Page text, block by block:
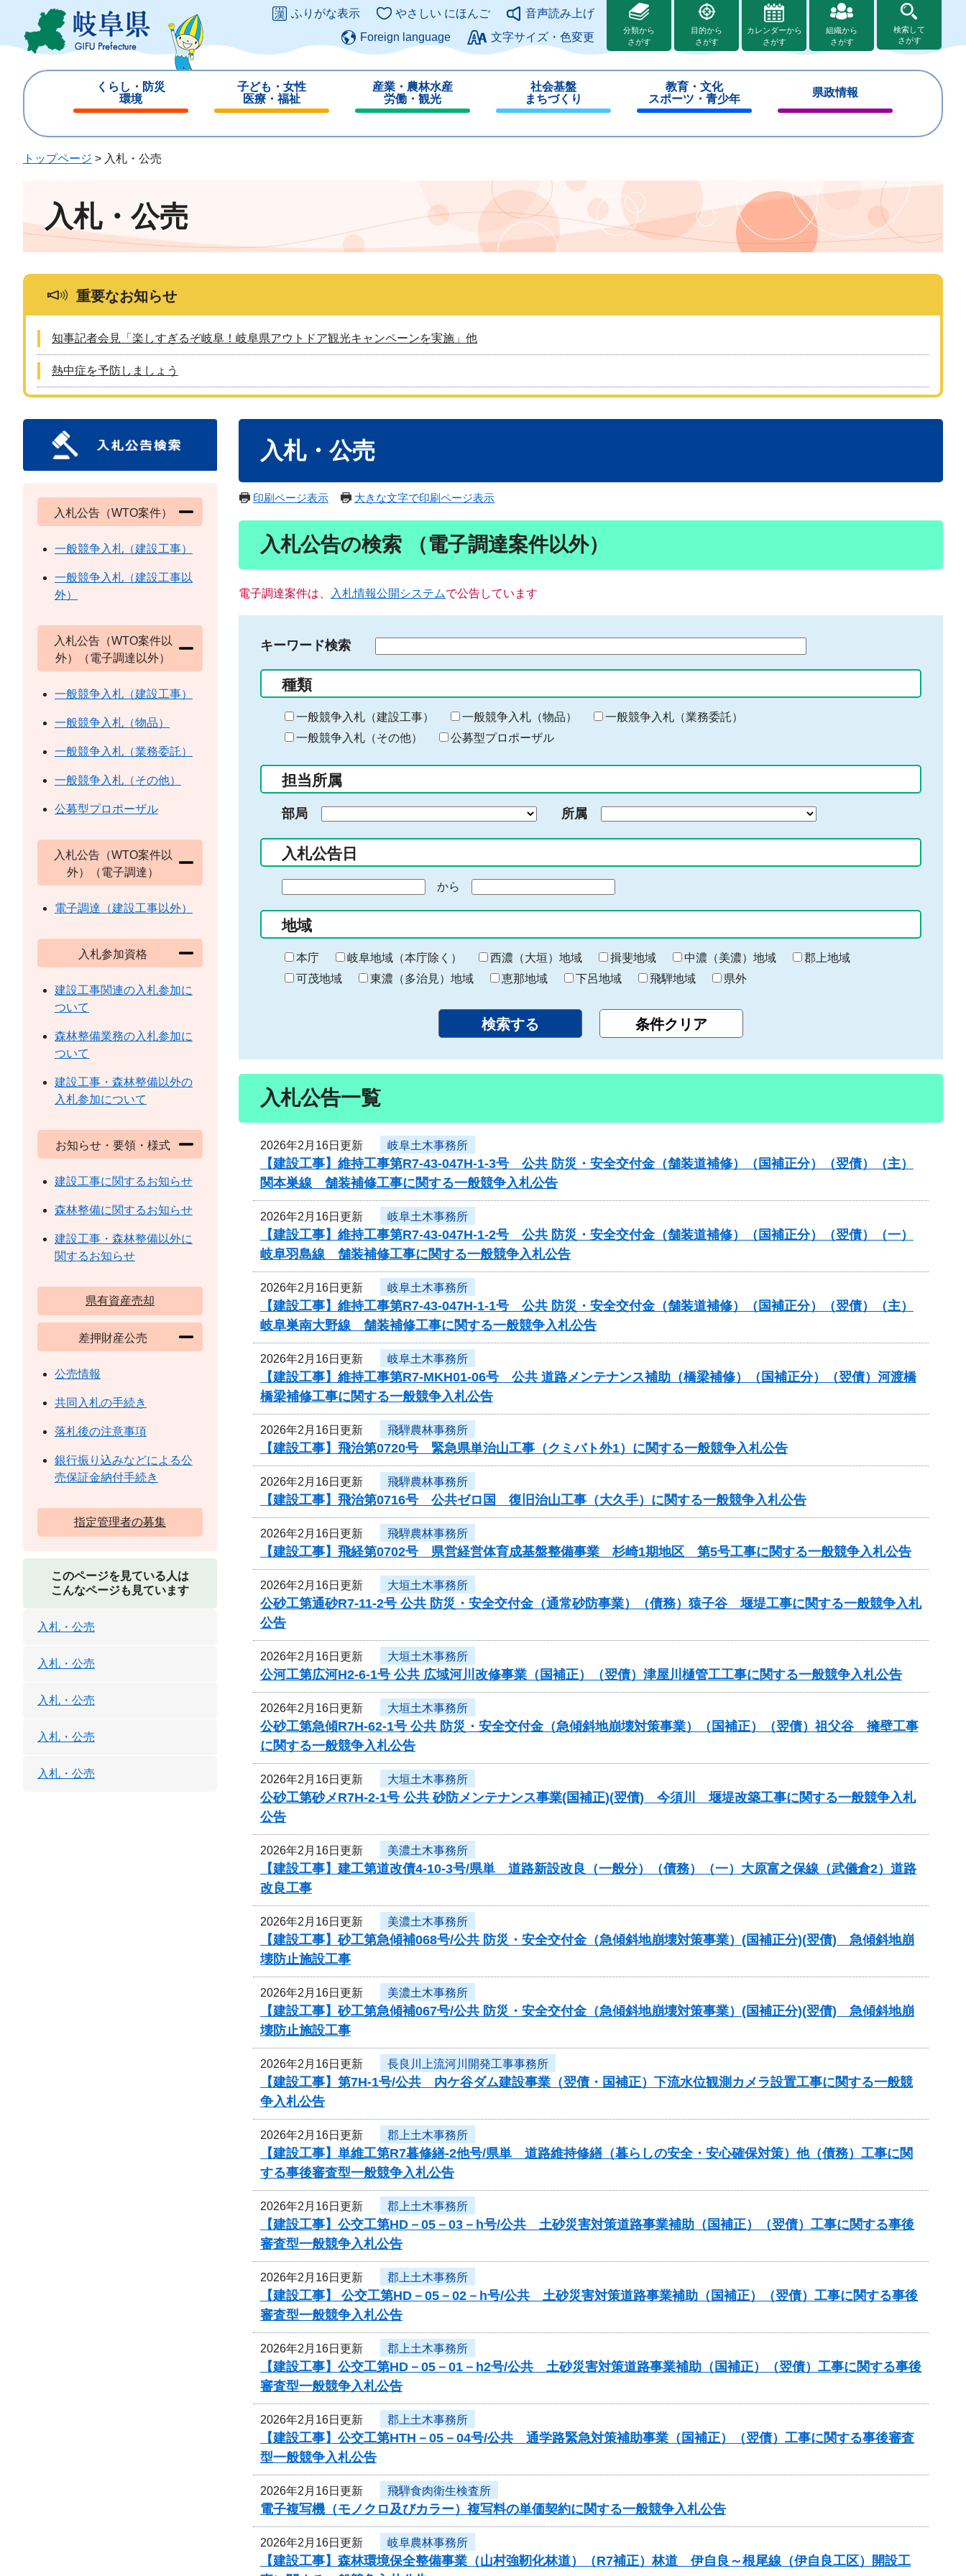
ジ
ュ
このページの本文へ
ふりがな表示 やさしい にほんご
音声読み上げ
Foreign language
文字サイズ・色変更
分類から
さがす
目的から
さがす
カレンダーから
さがす
組織から
さがす
検索して
さがす
くらし・防災
環境
じ
子ども・女性
医療・福祉
じ
産業・農林水産
労働・観光
じ
社会基盤
まちづくり
じ
教育・文化
スポーツ・青少年
じ
県政情報
じ
トップページ > 入札・公売
入札・公売
重要なお知らせ
知事記者会見「楽しすぎるぞ岐阜！岐阜県アウトドア観光キャンペーンを実施」他
熱中症を予防しましょう
入札・公売
印刷ページ表示 大きな文字で印刷ページ表示
入札公告の検索 （電子調達案件以外）
電子調達案件は、 入札情報公開システムで公告しています
キーワード検索
る
キ
ー
ー
入
力
種類
一般競争入札（建設工事） 一般競争入札（物品）
一般競争入札（業務委託）
一般競争入札（その他）
公募型プロポーザル
担当所属
部局 所属
入札公告日
の
始
ま
り
から
終
わ
り
地域
本庁 岐阜地域（本庁除く） 西濃（大垣）地域 揖斐地域 中濃（美濃）地域
郡上地域
可茂地域
東濃（多治見）地域 恵那地域 下呂地域 飛騨地域 県外
入札公告一覧
2026年2月16日更新 岐阜土木事務所
【建設工事】維持工事第R7-43-047H-1-3号 公共 防災・安全交付金（舗装道補修）（国補正分）（翌債）（主）
関本巣線 舗装補修工事に関する一般競争入札公告
2026年2月16日更新 岐阜土木事務所
【建設工事】維持工事第R7-43-047H-1-2号 公共 防災・安全交付金（舗装道補修）（国補正分）（翌債）（一）
岐阜羽島線 舗装補修工事に関する一般競争入札公告
2026年2月16日更新 岐阜土木事務所
【建設工事】維持工事第R7-43-047H-1-1号 公共 防災・安全交付金（舗装道補修）（国補正分）（翌債）（主）
岐阜巣南大野線 舗装補修工事に関する一般競争入札公告
2026年2月16日更新 岐阜土木事務所
【建設工事】維持工事第R7-MKH01-06号 公共 道路メンテナンス補助（橋梁補修）（国補正分）（翌債）河渡橋
橋梁補修工事に関する一般競争入札公告
2026年2月16日更新 飛騨農林事務所
【建設工事】飛治第0720号 緊急県単治山工事（クミバト外1）に関する一般競争入札公告
2026年2月16日更新 飛騨農林事務所
【建設工事】飛治第0716号 公共ゼロ国 復旧治山工事（大久手）に関する一般競争入札公告
2026年2月16日更新 飛騨農林事務所
【建設工事】飛経第0702号 県営経営体育成基盤整備事業 杉崎1期地区 第5号工事に関する一般競争入札公告
2026年2月16日更新 大垣土木事務所
公砂工第通砂R7-11-2号 公共 防災・安全交付金（通常砂防事業）（債務）猿子谷 堰堤工事に関する一般競争入札
公告
2026年2月16日更新 大垣土木事務所
公河工第広河H2-6-1号 公共 広域河川改修事業（国補正）（翌債）津屋川樋管工工事に関する一般競争入札公告
2026年2月16日更新 大垣土木事務所
公砂工第急傾R7H-62-1号 公共 防災・安全交付金（急傾斜地崩壊対策事業）（国補正）（翌債）祖父谷 擁壁工事
に関する一般競争入札公告
2026年2月16日更新 大垣土木事務所
公砂工第砂メR7H-2-1号 公共 砂防メンテナンス事業(国補正)(翌債) 今須川 堰堤改築工事に関する一般競争入札
公告
2026年2月16日更新 美濃土木事務所
【建設工事】建工第道改債4-10-3号/県単 道路新設改良（一般分）（債務）（一）大原富之保線（武儀倉2）道路
改良工事
2026年2月16日更新 美濃土木事務所
【建設工事】砂工第急傾補068号/公共 防災・安全交付金（急傾斜地崩壊対策事業）(国補正分)(翌債) 急傾斜地崩
壊防止施設工事
2026年2月16日更新 美濃土木事務所
【建設工事】砂工第急傾補067号/公共 防災・安全交付金（急傾斜地崩壊対策事業）(国補正分)(翌債) 急傾斜地崩
壊防止施設工事
2026年2月16日更新 長良川上流河川開発工事事務所
【建設工事】第7H-1号/公共 内ケ谷ダム建設事業（翌債・国補正）下流水位観測カメラ設置工事に関する一般競
争入札公告
2026年2月16日更新 郡上土木事務所
【建設工事】単維工第R7暮修繕-2他号/県単 道路維持修繕（暮らしの安全・安心確保対策）他（債務）工事に関
する事後審査型一般競争入札公告
2026年2月16日更新 郡上土木事務所
【建設工事】公交工第HD－05－03－h号/公共 土砂災害対策道路事業補助（国補正）（翌債）工事に関する事後
審査型一般競争入札公告
2026年2月16日更新 郡上土木事務所
【建設工事】 公交工第HD－05－02－h号/公共 土砂災害対策道路事業補助（国補正）（翌債）工事に関する事後
審査型一般競争入札公告
2026年2月16日更新 郡上土木事務所
【建設工事】公交工第HD－05－01－h2号/公共 土砂災害対策道路事業補助（国補正）（翌債）工事に関する事後
審査型一般競争入札公告
2026年2月16日更新 郡上土木事務所
【建設工事】公交工第HTH－05－04号/公共 通学路緊急対策補助事業（国補正）（翌債）工事に関する事後審査
型一般競争入札公告
2026年2月16日更新 飛騨食肉衛生検査所
電子複写機（モノクロ及びカラー）複写料の単価契約に関する一般競争入札公告
2026年2月16日更新 岐阜農林事務所
【建設工事】森林環境保全整備事業（山村強靭化林道）（R7補正）林道 伊自良～根尾線（伊自良工区）開設工
入札公告（WTO案件）
一般競争入札（建設工事）
一般競争入札（建設工事以
外）
入札公告（WTO案件以
外）（電子調達以外）
一般競争入札（建設工事）
一般競争入札（物品）
一般競争入札（業務委託）
一般競争入札（その他）
公募型プロポーザル
入札公告（WTO案件以
外）（電子調達）
電子調達（建設工事以外）
入札参加資格
建設工事関連の入札参加に
ついて
森林整備業務の入札参加に
ついて
建設工事・森林整備以外の
入札参加について
お知らせ・要領・様式
建設工事に関するお知らせ
森林整備に関するお知らせ
建設工事・森林整備以外に
関するお知らせ
県有資産売却
差押財産公売
公売情報
共同入札の手続き
落札後の注意事項
銀行振り込みなどによる公
売保証金納付手続き
指定管理者の募集
このページを見ている人は
こんなページも見ています
入札・公売
入札・公売
入札・公売
入札・公売
入札・公売